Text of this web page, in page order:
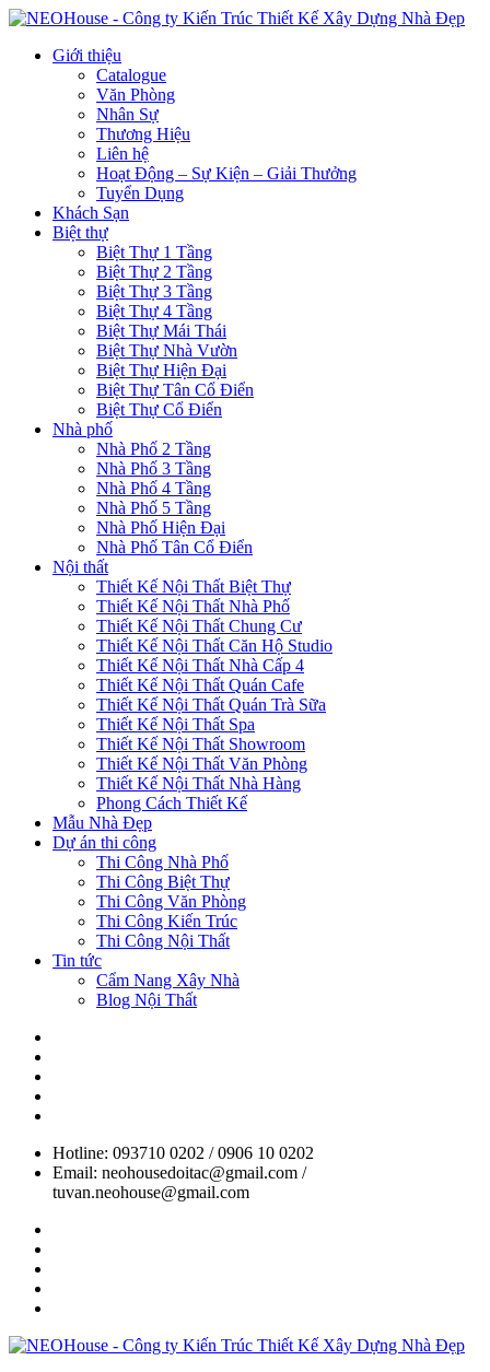
Giới thiệu
Catalogue
Văn Phòng
Nhân Sự
Thương Hiệu
Liên hệ
Hoạt Động – Sự Kiện – Giải Thưởng
Tuyển Dụng
Khách Sạn
Biệt thự
Biệt Thự 1 Tầng
Biệt Thự 2 Tầng
Biệt Thự 3 Tầng
Biệt Thự 4 Tầng
Biệt Thự Mái Thái
Biệt Thự Nhà Vườn
Biệt Thự Hiện Đại
Biệt Thự Tân Cổ Điển
Biệt Thự Cổ Điển
Nhà phố
Nhà Phố 2 Tầng
Nhà Phố 3 Tầng
Nhà Phố 4 Tầng
Nhà Phố 5 Tầng
Nhà Phố Hiện Đại
Nhà Phố Tân Cổ Điển
Nội thất
Thiết Kế Nội Thất Biệt Thự
Thiết Kế Nội Thất Nhà Phố
Thiết Kế Nội Thất Chung Cư
Thiết Kế Nội Thất Căn Hộ Studio
Thiết Kế Nội Thất Nhà Cấp 4
Thiết Kế Nội Thất Quán Cafe
Thiết Kế Nội Thất Quán Trà Sữa
Thiết Kế Nội Thất Spa
Thiết Kế Nội Thất Showroom
Thiết Kế Nội Thất Văn Phòng
Thiết Kế Nội Thất Nhà Hàng
Phong Cách Thiết Kế
Mẫu Nhà Đẹp
Dự án thi công
Thi Công Nhà Phố
Thi Công Biệt Thự
Thi Công Văn Phòng
Thi Công Kiến Trúc
Thi Công Nội Thất
Tin tức
Cẩm Nang Xây Nhà
Blog Nội Thất
Hotline: 093710 0202 / 0906 10 0202
Email: neohousedoitac@gmail.com /
tuvan.neohouse@gmail.com